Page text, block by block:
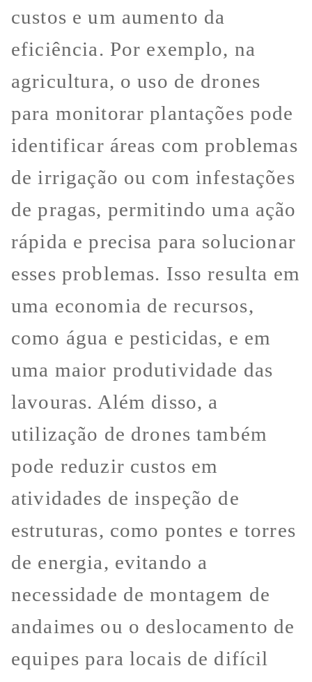
custos e um aumento da
eficiência. Por exemplo, na
agricultura, o uso de drones
para monitorar plantações pode
identificar áreas com problemas
de irrigação ou com infestações
de pragas, permitindo uma ação
rápida e precisa para solucionar
esses problemas. Isso resulta em
uma economia de recursos,
como água e pesticidas, e em
uma maior produtividade das
lavouras. Além disso, a
utilização de drones também
pode reduzir custos em
atividades de inspeção de
estruturas, como pontes e torres
de energia, evitando a
necessidade de montagem de
andaimes ou o deslocamento de
equipes para locais de difícil